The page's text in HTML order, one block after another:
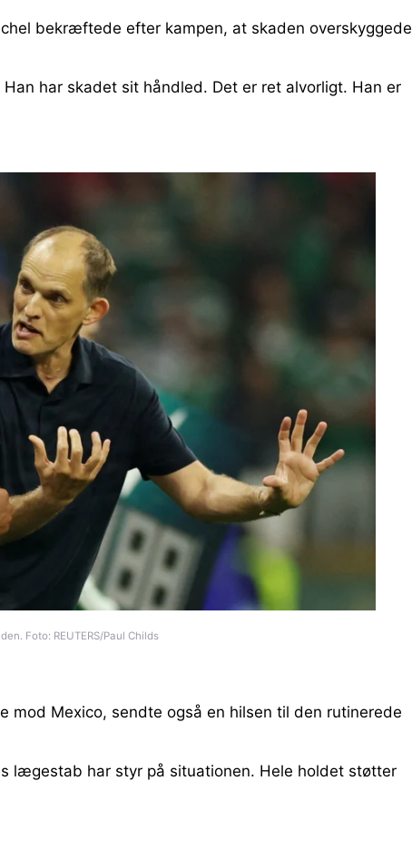
bekræftede efter kampen, at skaden overskyggede
har skadet sit håndled. Det er ret alvorligt. Han er
Foto: REUTERS/Paul Childs
mod Mexico, sendte også en hilsen til den rutinerede
lægestab har styr på situationen. Hele holdet støtter